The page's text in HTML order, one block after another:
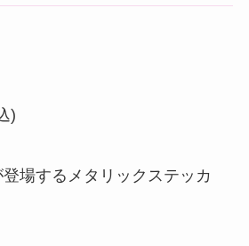
)
場するメタリックステッカ